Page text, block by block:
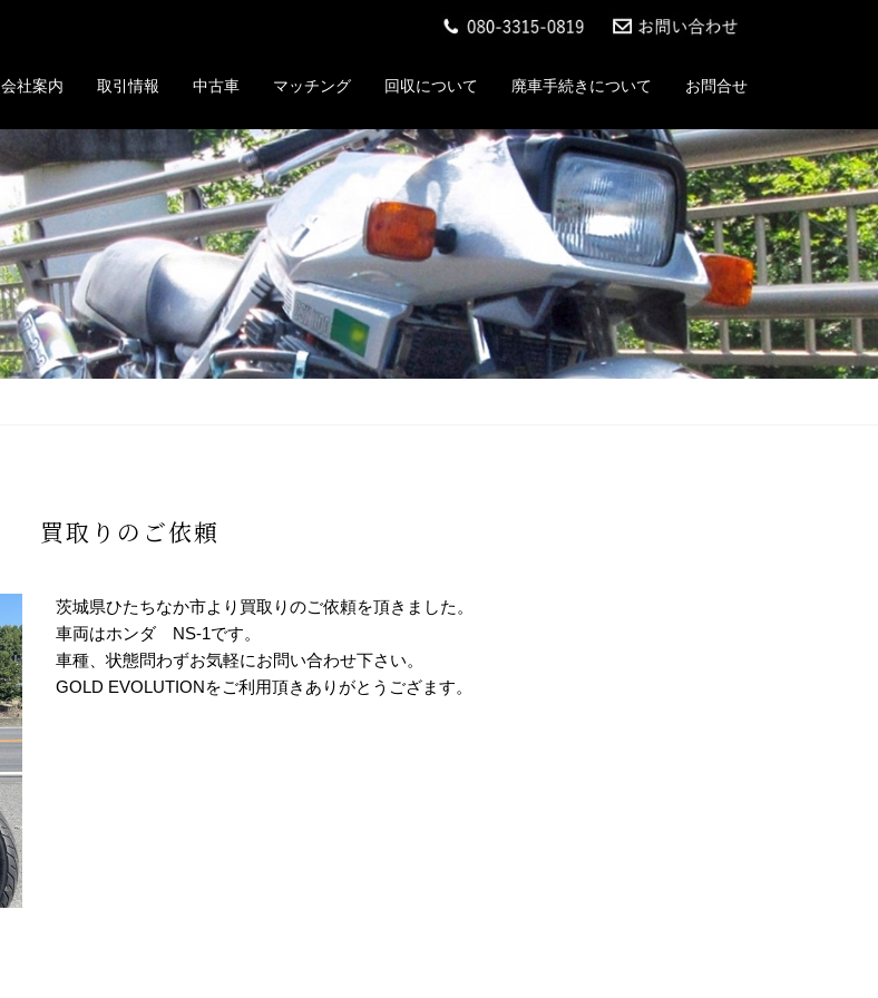
会社案内 取引情報 中古車 マッチング 回収について 廃車手続きについて お問合せ
買取りのご依頼
茨城県ひたちなか市より買取りのご依頼を頂きました。
車両はホンダ NS-1です。
車種、状態問わずお気軽にお問い合わせ下さい。
GOLD EVOLUTIONをご利用頂きありがとうござます。